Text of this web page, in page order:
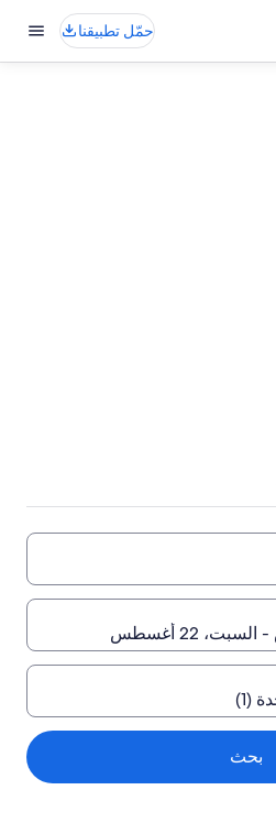
حمّل تطبيقنا
بحث